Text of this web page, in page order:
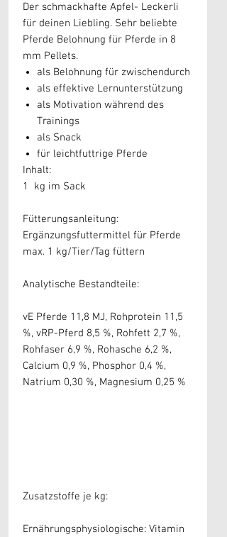
Der schmackhafte Apfel- Leckerli
für deinen Liebling. Sehr beliebte
Pferde Belohnung für Pferde in 8
mm Pellets.
als Belohnung für zwischendurch
als effektive Lernunterstützung
als Motivation während des
Trainings
als Snack
für leichtfuttrige Pferde
Inhalt:
1 kg im Sack
Fütterungsanleitung:
Ergänzungsfuttermittel für Pferde
max. 1 kg/Tier/Tag füttern
Analytische Bestandteile:
vE Pferde 11,8 MJ, Rohprotein 11,5
%, vRP-Pferd 8,5 %, Rohfett 2,7 %,
Rohfaser 6,9 %, Rohasche 6,2 %,
Calcium 0,9 %, Phosphor 0,4 %,
Natrium 0,30 %, Magnesium 0,25 %
Zusatzstoffe je kg:
Ernährungsphysiologische: Vitamin